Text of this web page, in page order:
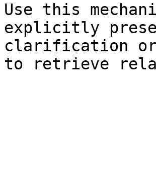
Use this
explicitly
clarification or